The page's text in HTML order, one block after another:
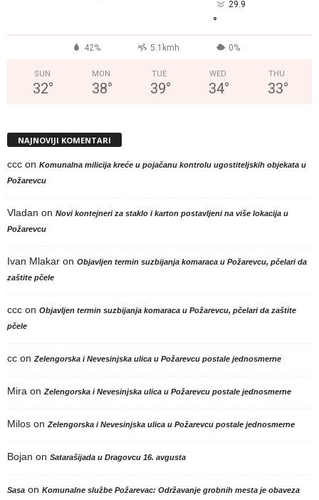
29.9
°
42% 5.1kmh 0%
SUN
32°
MON
38°
TUE
39°
WED
34°
THU
33°
NAJNOVIJI KOMENTARI
ccc on Komunalna milicija kreće u pojačanu kontrolu ugostiteljskih objekata u
Požarevcu
Vladan on Novi kontejneri za staklo i karton postavljeni na više lokacija u
Požarevcu
Ivan Mlakar on Objavljen termin suzbijanja komaraca u Požarevcu, pčelari da
zaštite pčele
ccc on Objavljen termin suzbijanja komaraca u Požarevcu, pčelari da zaštite
pčele
cc on Zelengorska i Nevesinjska ulica u Požarevcu postale jednosmerne
Mira on Zelengorska i Nevesinjska ulica u Požarevcu postale jednosmerne
Milos on Zelengorska i Nevesinjska ulica u Požarevcu postale jednosmerne
Bojan on Satarašijada u Dragovcu 16. avgusta
Sasa on Komunalne službe Požarevac: Održavanje grobnih mesta je obaveza